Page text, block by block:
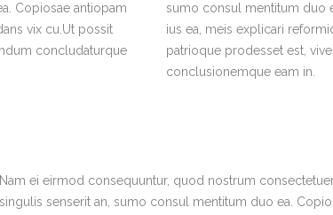
Copiosae antiopam
vix cu.Ut possit
concludaturque
sumo consul mentitum duo
ius ea, meis explicari
patrioque prodesset est,
conclusionemque eam in.
Nam ei eirmod consequuntur, quod nostrum
singulis senserit an, sumo consul mentitum duo ea.